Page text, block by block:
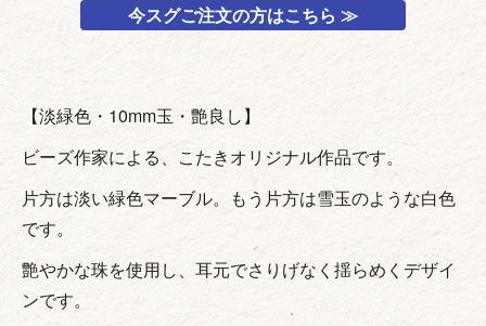
今スグご注文の方はこちら ≫
【淡緑色・10mm玉・艶良し】
ビーズ作家による、こたきオリジナル作品です。
片方は淡い緑色マーブル。もう片方は雪玉のような白色
です。
艶やかな珠を使用し、耳元でさりげなく揺らめくデザイ
ンです。